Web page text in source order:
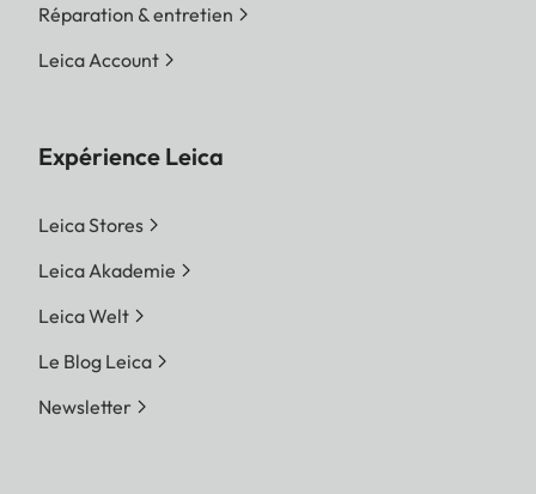
Réparation & entretien
Leica Account
Expérience Leica
Leica Stores
Leica Akademie
Leica Welt
Le Blog Leica
Newsletter